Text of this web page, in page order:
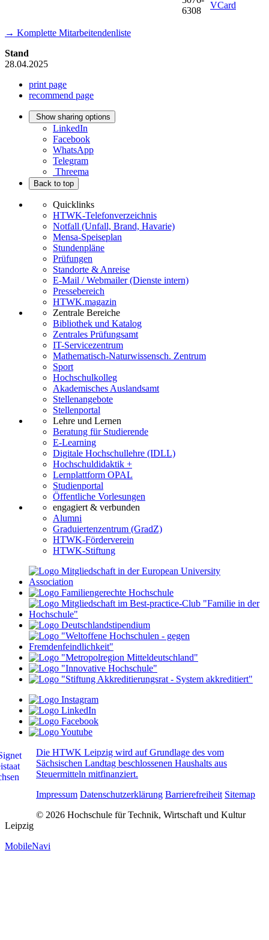
6308
VCard
→ Komplette Mitarbeitendenliste
Stand
28.04.2025
print page
recommend page
Show sharing options
LinkedIn
Facebook
WhatsApp
Telegram
Threema
Back to top
Quicklinks
HTWK-Telefonverzeichnis
Notfall (Unfall, Brand, Havarie)
Mensa-Speiseplan
Stundenpläne
Prüfungen
Standorte & Anreise
E-Mail / Webmailer (Dienste intern)
Pressebereich
HTWK.magazin
Zentrale Bereiche
Bibliothek und Katalog
Zentrales Prüfungsamt
IT-Servicezentrum
Mathematisch-Naturwissensch. Zentrum
Sport
Hochschulkolleg
Akademisches Auslandsamt
Stellenangebote
Stellenportal
Lehre und Lernen
Beratung für Studierende
E-Learning
Digitale Hochschullehre (IDLL)
Hochschuldidaktik +
Lernplattform OPAL
Studienportal
Öffentliche Vorlesungen
engagiert & verbunden
Alumni
Graduiertenzentrum (GradZ)
HTWK-Förderverein
HTWK-Stiftung
Die HTWK Leipzig wird auf Grundlage des vom
Sächsischen Landtag beschlossenen Haushalts aus
Steuermitteln mitfinanziert.
Impressum Datenschutzerklärung Barrierefreiheit Sitemap
© 2026 Hochschule für Technik, Wirtschaft und Kultur
Leipzig
MobileNavi